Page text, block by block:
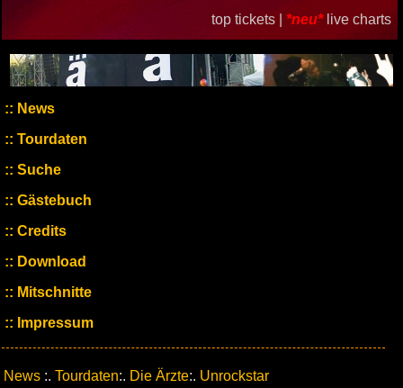
top tickets | *neu* live charts
News
Tourdaten
Suche
Gästebuch
Credits
Download
Mitschnitte
Impressum
News :. Tourdaten:. Die Ärzte:. Unrockstar